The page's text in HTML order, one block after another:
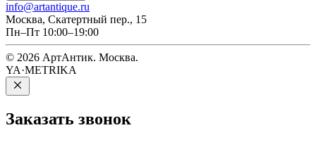
info@artantique.ru
Москва, Скатертный пер., 15
Пн–Пт 10:00–19:00
© 2026 АртАнтик. Москва.
YA·METRIKA
Заказать звонок